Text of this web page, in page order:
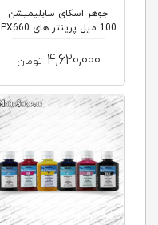
جوهر اسکای سابلیمیشن
100 میل پرینتر های PX660
4,620,000 تومان